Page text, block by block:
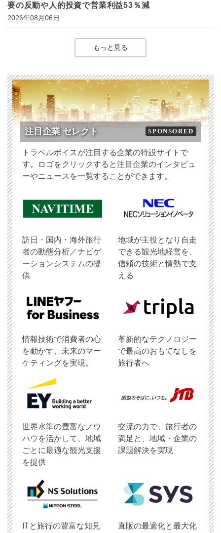
要の反動や人的投資で営業利益53％減
2026年08月06日
もっと見る
注目企業 セレクト SPONSORED
トラベルボイスが注目する企業の特設サイトで
す。ロゴをクリックすると注目企業のインタビュ
ーやニュースを一覧することができます。
訪日・国内・海外旅行
者の動態分析／ナビゲ
ーションシステムの提
供
地域が主役となり自走
できる観光地経営を、
信頼の技術と情熱で支
える
情報技術で消費者の心
を動かす、未来のマー
ケティングを実現。
革新的なテクノロジー
で最高のおもてなしを
旅行者へ
世界水準の豊富なノウ
ハウを活かして、地域
ごとに最適な観光支援
を提供
交流の力で、旅行者の
満足と、地域・企業の
課題解決を実現
ITと旅行の豊富な知見 直販の最適化と最大化